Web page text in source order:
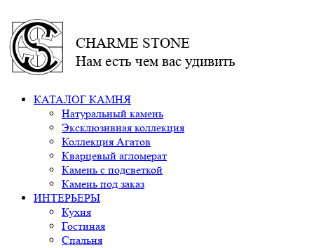
CHARME STONE
Нам есть чем вас удивить
КАТАЛОГ КАМНЯ
Натуральный камень
Эксклюзивная коллекция
Коллекция Агатов
Кварцевый агломерат
Камень с подсветкой
Камень под заказ
ИНТЕРЬЕРЫ
Кухня
Гостиная
Спальня